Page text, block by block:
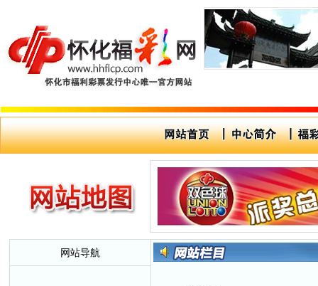
网站导航